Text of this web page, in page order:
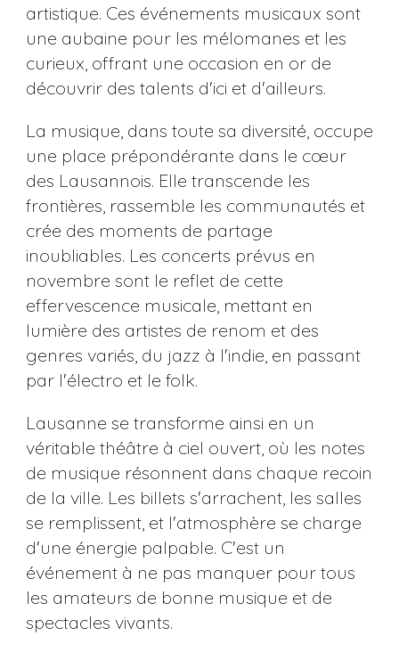
artistique. Ces événements musicaux sont
une aubaine pour les mélomanes et les
curieux, offrant une occasion en or de
découvrir des talents d'ici et d'ailleurs.
La musique, dans toute sa diversité, occupe
une place prépondérante dans le cœur
des Lausannois. Elle transcende les
frontières, rassemble les communautés et
crée des moments de partage
inoubliables. Les concerts prévus en
novembre sont le reflet de cette
effervescence musicale, mettant en
lumière des artistes de renom et des
genres variés, du jazz à l'indie, en passant
par l'électro et le folk.
Lausanne se transforme ainsi en un
véritable théâtre à ciel ouvert, où les notes
de musique résonnent dans chaque recoin
de la ville. Les billets s'arrachent, les salles
se remplissent, et l'atmosphère se charge
d'une énergie palpable. C'est un
événement à ne pas manquer pour tous
les amateurs de bonne musique et de
spectacles vivants.